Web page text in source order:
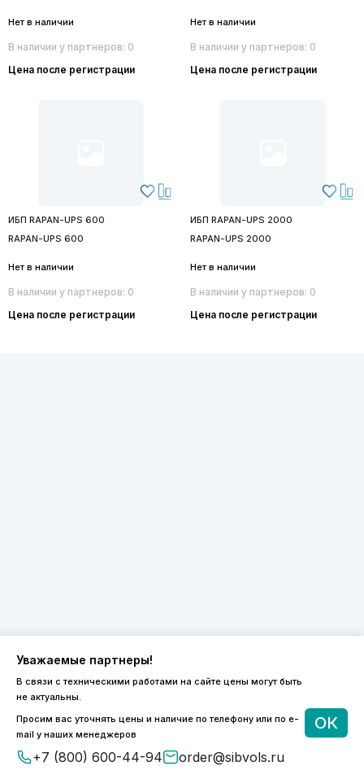
Нет в наличии
В наличии у партнеров: 0
Цена после регистрации
Нет в наличии
В наличии у партнеров: 0
Цена после регистрации
ИБП RAPAN-UPS 600
RAPAN-UPS 600
Нет в наличии
В наличии у партнеров: 0
Цена после регистрации
ИБП RAPAN-UPS 2000
RAPAN-UPS 2000
Нет в наличии
В наличии у партнеров: 0
Цена после регистрации
Уважаемые партнеры!
В связи с техническими работами на сайте цены могут быть
не актуальны.
Просим вас уточнять цены и наличие по телефону или по e-
mail у наших менеджеров
+7 (800) 600-44-94 order@sibvols.ru
ОК